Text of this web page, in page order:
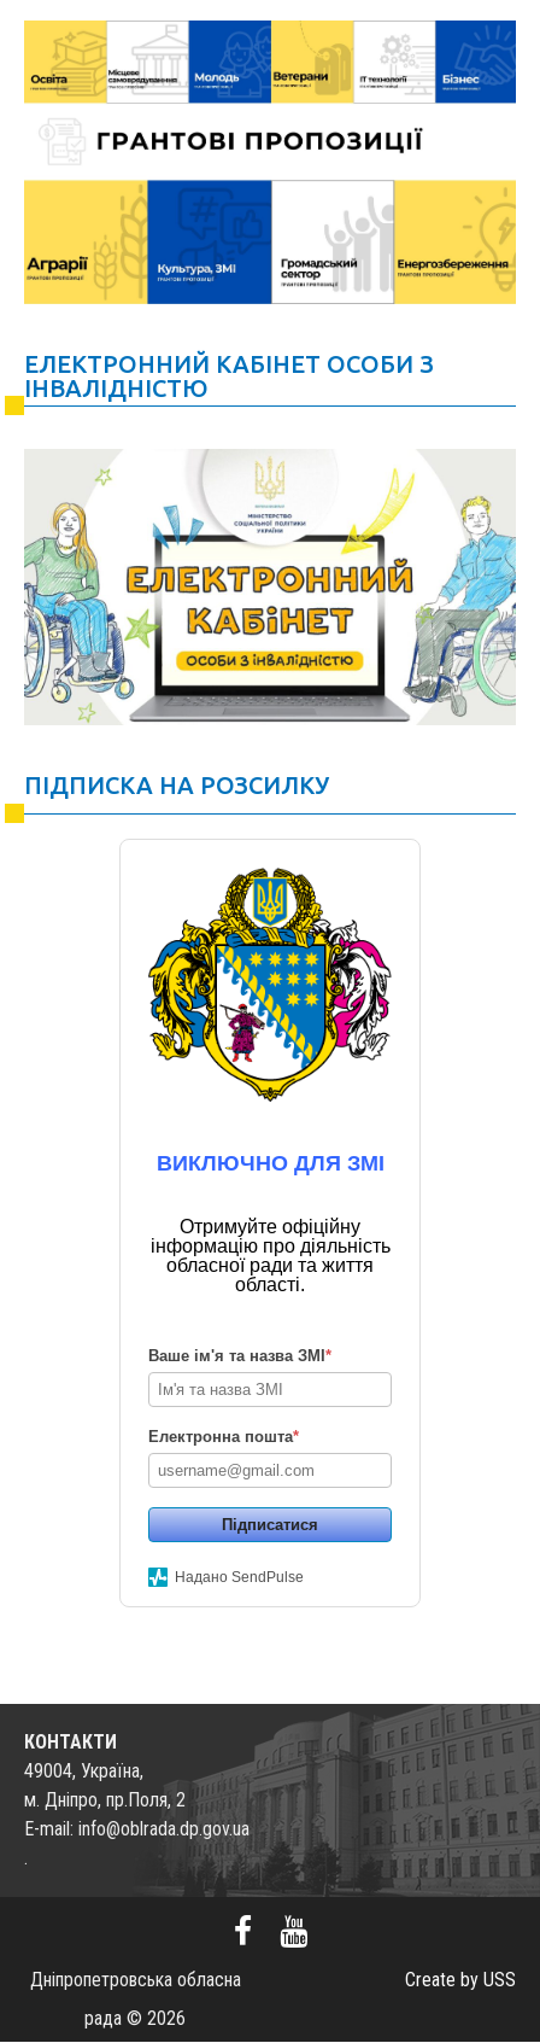
ЕЛЕКТРОННИЙ КАБІНЕТ ОСОБИ З
ІНВАЛІДНІСТЮ
ПІДПИСКА НА РОЗСИЛКУ
ВИКЛЮЧНО ДЛЯ ЗМІ
Отримуйте офіційну
інформацію про діяльність
обласної ради та життя
області.
Ваше ім'я та назва ЗМІ *
Електронна пошта*
Підписатися
Надано SendPulse
КОНТАКТИ
49004, Україна,
м. Дніпро, пр.Поля, 2
E-mail: info@oblrada.dp.gov.ua
.
Дніпропетровська обласна
рада © 2026
Create by USS